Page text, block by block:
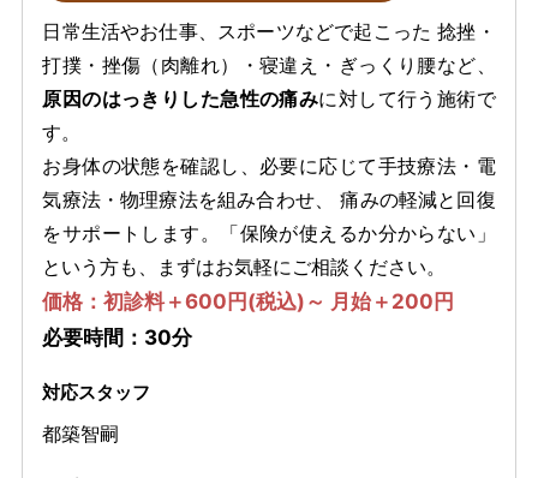
日常生活やお仕事、スポーツなどで起こった 捻挫・
打撲・挫傷（肉離れ）・寝違え・ぎっくり腰など、
原因のはっきりした急性の痛みに対して行う施術で
す。
お身体の状態を確認し、必要に応じて手技療法・電
気療法・物理療法を組み合わせ、 痛みの軽減と回復
をサポートします。「保険が使えるか分からない」
という方も、まずはお気軽にご相談ください。
価格：初診料＋600円(税込)～ 月始＋200円
必要時間：30分
対応スタッフ
都築智嗣